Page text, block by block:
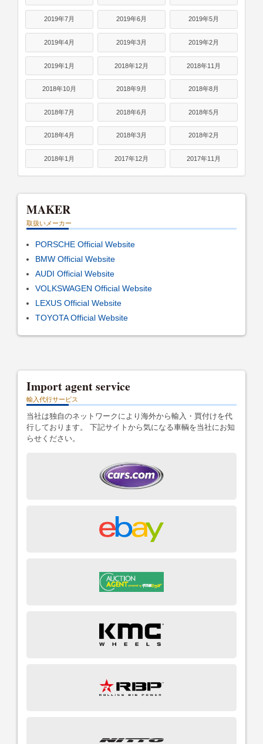
2019年7月 2019年6月 2019年5月
2019年4月 2019年3月 2019年2月
2019年1月 2018年12月 2018年11月
2018年10月 2018年9月 2018年8月
2018年7月 2018年6月 2018年5月
2018年4月 2018年3月 2018年2月
2018年1月 2017年12月 2017年11月
MAKER
取扱いメーカー
PORSCHE Official Website
BMW Official Website
AUDI Official Website
VOLKSWAGEN Official Website
LEXUS Official Website
TOYOTA Official Website
Import agent service
輸入代行サービス
当社は独自のネットワークにより海外から輸入・買付けを代
行しております。 下記サイトから気になる車輌を当社にお知
らせください。